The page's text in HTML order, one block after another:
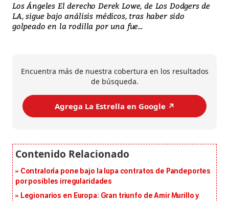
Los Ángeles El derecho Derek Lowe, de Los Dodgers de
LA, sigue bajo análisis médicos, tras haber sido
golpeado en la rodilla por una fue...
Encuentra más de nuestra cobertura en los resultados
de búsqueda.
Agrega La Estrella en Google ↗️
Contraloría pone bajo la lupa contratos de Pandeportes
por posibles irregularidades
Legionarios en Europa: Gran triunfo de Amir Murillo y